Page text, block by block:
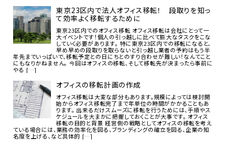
東京23区内で法人オフィス移転！ 段取りを知っ
て効率よく移転するために
東京23区内でのオフィス移転 オフィス移転は会社にとって一
大イベントです！個人の引っ越しに比べて膨大なタスクをこな
していく必要があります。 特に東京23区内での移転になると、
早め早めの段取りを取らないと引っ越し業者の予約はもう半
年先までいっぱいで、移転予定との日にちとのすり合わせが難しい！なんてこと
にもなりかねません。 今回はオフィスの移転、そして移転先が決まったら事前に
やる […]
オフィスの移転計画の作成
オフィス移転は大変な部分もあります。規模によっては検討開
始からオフィス移転完了まで年単位の時間がかかることもあ
ります。 出来るだけスムーズに移転を行うためには、手順やス
ケジュールを大まかに把握しておくことが大事です。 オフィス
移転の目的と背景 経営側の戦略としてオフィスの移転を考え
ている場合には、業務の効率化を図る、ブランディングの確立を図る、企業の知
名度を上げる、など具体的 […]